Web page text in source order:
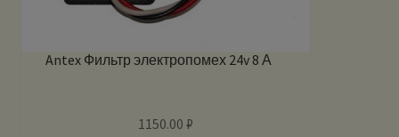
Antex Фильтр электропомех 24v 8 А
1150.00 ₽